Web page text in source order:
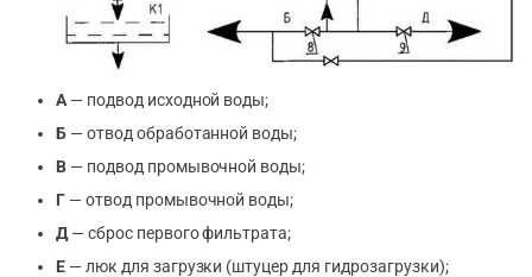
А— подвод исходной воды;
Б— отвод обработанной воды;
В— подвод промывочной воды;
Г— отвод промывочной воды;
Д— сброс первого фильтрата;
Е— люк для загрузки (штуцер для гидрозагрузки);